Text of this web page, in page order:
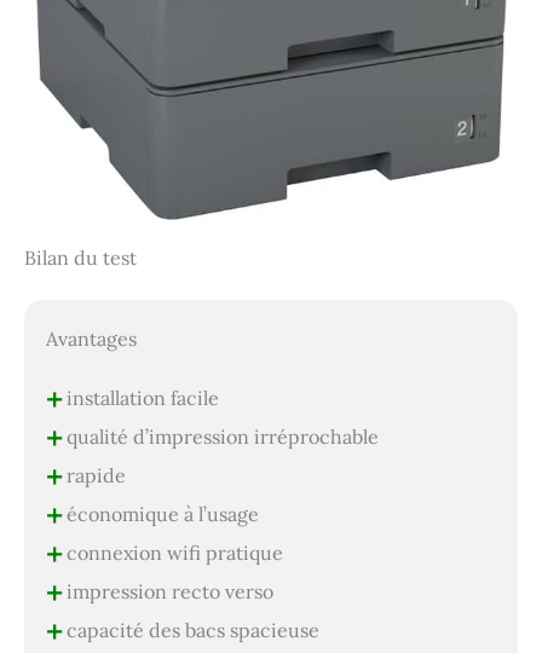
Bilan du test
Avantages
+installation facile
+qualité d’impression irréprochable
+rapide
+économique à l’usage
+connexion wifi pratique
+impression recto verso
+capacité des bacs spacieuse